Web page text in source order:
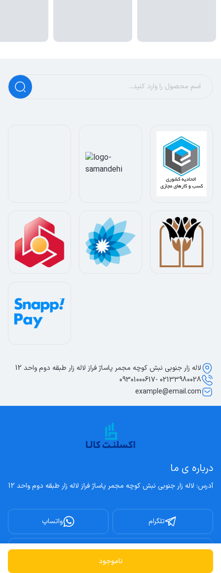
ناموجود
درباره ی ما
آدرس: لاله زار جنوبی نبش کوچه مجمر پاساژ فراز لاله زار طبقه دوم واحد 12
تلگرام واتساپ
اینستاگرام
لاله زار جنوبی نبش کوچه مجمر پاساژ فراز لاله زار طبقه دوم واحد 12
02133980028 -09301000617
example@email.com